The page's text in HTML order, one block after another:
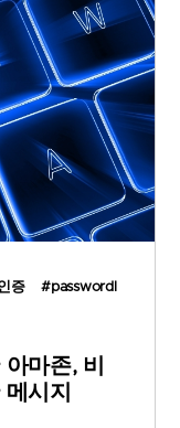
증
#passwordl
마존, 비
시지